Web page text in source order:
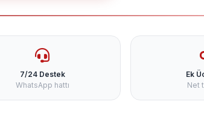
7/24 Destek
WhatsApp hattı
Ek
Net